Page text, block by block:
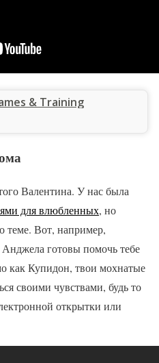
& Training
Валентина. У нас была
для влюбленных, но
теме. Вот, например,
готовы помочь тебе
как Купидон, твои мохнатые
своими чувствами, будь то
открытки или